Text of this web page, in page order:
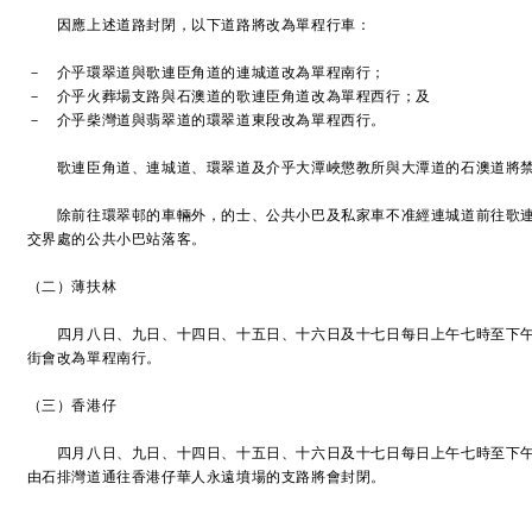
因應上述道路封閉，以下道路將改為單程行車：
－ 介乎環翠道與歌連臣角道的連城道改為單程南行；
－ 介乎火葬場支路與石澳道的歌連臣角道改為單程西行；及
－ 介乎柴灣道與翡翠道的環翠道東段改為單程西行。
歌連臣角道、連城道、環翠道及介乎大潭峽懲教所與大潭道的石澳道將
除前往環翠邨的車輛外，的士、公共小巴及私家車不准經連城道前往歌
交界處的公共小巴站落客。
（二）薄扶林
四月八日、九日、十四日、十五日、十六日及十七日每日上午七時至下
街會改為單程南行。
（三）香港仔
四月八日、九日、十四日、十五日、十六日及十七日每日上午七時至下
由石排灣道通往香港仔華人永遠墳場的支路將會封閉。